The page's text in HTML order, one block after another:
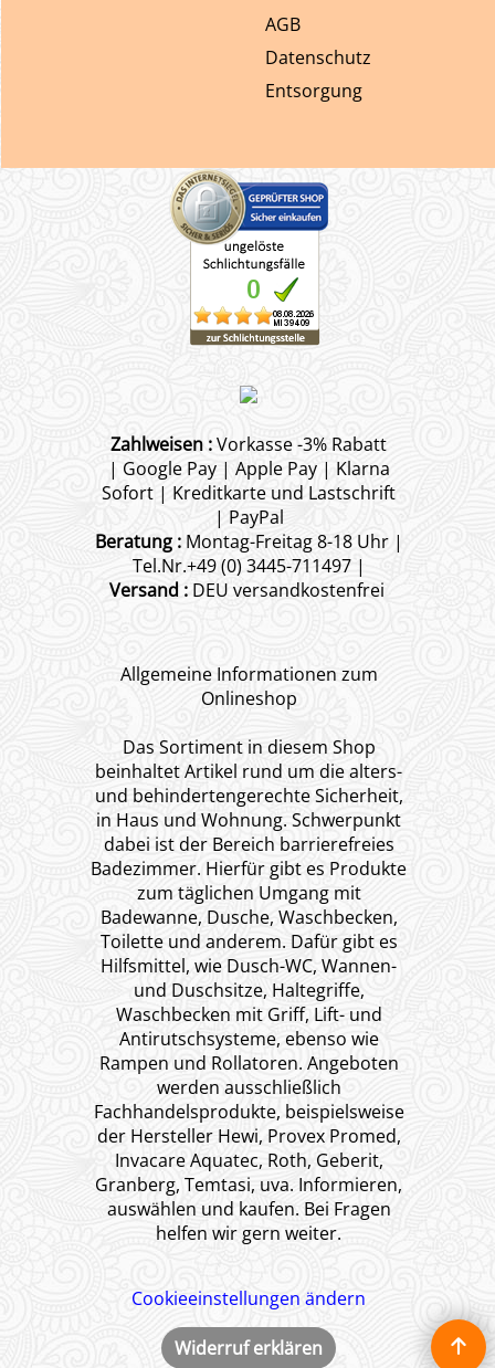
AGB
Datenschutz
Entsorgung
Zahlweisen :Vorkasse -3% Rabatt
| Google Pay | Apple Pay | Klarna
Sofort | Kreditkarte und Lastschrift
| PayPal
Beratung :Montag-Freitag 8-18 Uhr |
Tel.Nr.+49 (0) 3445-711497 |
Versand :DEU versandkostenfrei
Allgemeine Informationen zum
Onlineshop
Das Sortiment in diesem Shop
beinhaltet Artikel rund um die alters-
und behindertengerechte Sicherheit,
in Haus und Wohnung. Schwerpunkt
dabei ist der Bereich barrierefreies
Badezimmer. Hierfür gibt es Produkte
zum täglichen Umgang mit
Badewanne, Dusche, Waschbecken,
Toilette und anderem. Dafür gibt es
Hilfsmittel, wie Dusch-WC, Wannen-
und Duschsitze, Haltegriffe,
Waschbecken mit Griff, Lift- und
Antirutschsysteme, ebenso wie
Rampen und Rollatoren. Angeboten
werden ausschließlich
Fachhandelsprodukte, beispielsweise
der Hersteller Hewi, Provex Promed,
Invacare Aquatec, Roth, Geberit,
Granberg, Temtasi, uva. Informieren,
auswählen und kaufen. Bei Fragen
helfen wir gern weiter.
Cookieeinstellungen ändern
Widerruf erklären